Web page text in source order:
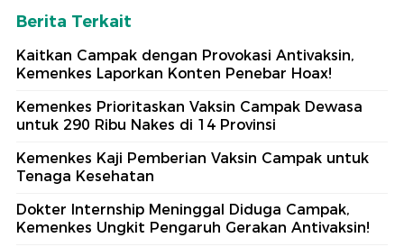
Berita Terkait
Kaitkan Campak dengan Provokasi Antivaksin,
Kemenkes Laporkan Konten Penebar Hoax!
Kemenkes Prioritaskan Vaksin Campak Dewasa
untuk 290 Ribu Nakes di 14 Provinsi
Kemenkes Kaji Pemberian Vaksin Campak untuk
Tenaga Kesehatan
Dokter Internship Meninggal Diduga Campak,
Kemenkes Ungkit Pengaruh Gerakan Antivaksin!